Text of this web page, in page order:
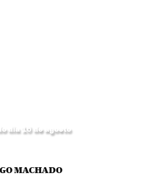
dia 16 de agosto
MACHADO